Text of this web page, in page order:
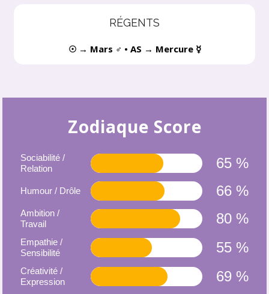
RÉGENTS
☉ → Mars ♂ • AS → Mercure ☿
Zodiaque Score
Sociabilité /
Relation
65 %
Humour / Drôle 66 %
Ambition /
Travail
80 %
Empathie /
Sensibilité
55 %
Créativité /
Expression
69 %